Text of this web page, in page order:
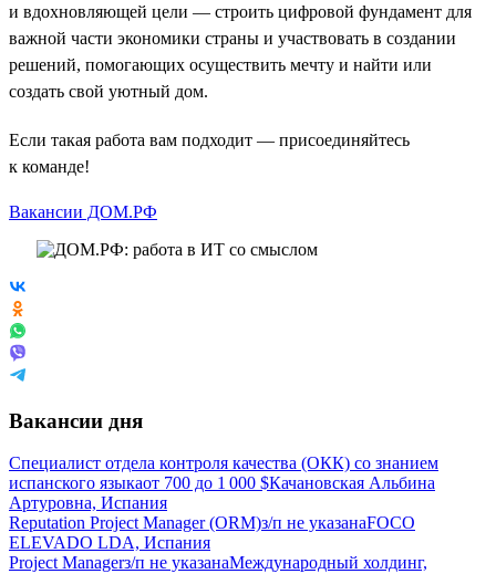
и вдохновляющей цели — строить цифровой фундамент для
важной части экономики страны и участвовать в создании
решений, помогающих осуществить мечту и найти или
создать свой уютный дом.
Если такая работа вам подходит — присоединяйтесь
к команде!
Вакансии ДОМ.РФ
Вакансии дня
Специалист отдела контроля качества (ОКК) со знанием
испанского языкаот 700 до 1 000 $Качановская Альбина
Артуровна, Испания
Reputation Project Manager (ORM)з/п не указанаFOCO
ELEVADO LDA, Испания
Project Managerз/п не указанаМеждународный холдинг,